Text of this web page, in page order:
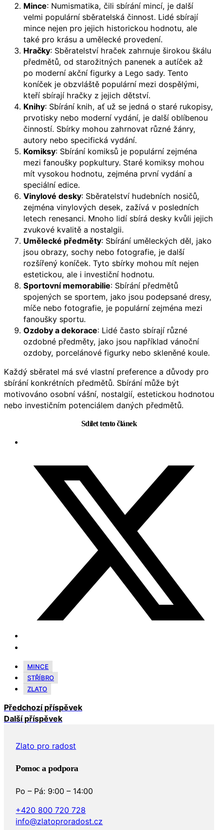
Mince: Numismatika, čili sbírání mincí, je další
velmi populární sběratelská činnost. Lidé sbírají
mince nejen pro jejich historickou hodnotu, ale
také pro krásu a umělecké provedení.
Hračky: Sběratelství hraček zahrnuje širokou škálu
předmětů, od starožitných panenek a autíček až
po moderní akční figurky a Lego sady. Tento
koníček je obzvláště populární mezi dospělými,
kteří sbírají hračky z jejich dětství.
Knihy: Sbírání knih, ať už se jedná o staré rukopisy,
prvotisky nebo moderní vydání, je další oblíbenou
činností. Sbírky mohou zahrnovat různé žánry,
autory nebo specifická vydání.
Komiksy: Sbírání komiksů je populární zejména
mezi fanoušky popkultury. Staré komiksy mohou
mít vysokou hodnotu, zejména první vydání a
speciální edice.
Vinylové desky: Sběratelství hudebních nosičů,
zejména vinylových desek, zažívá v posledních
letech renesanci. Mnoho lidí sbírá desky kvůli jejich
zvukové kvalitě a nostalgii.
Umělecké předměty: Sbírání uměleckých děl, jako
jsou obrazy, sochy nebo fotografie, je další
rozšířený koníček. Tyto sbírky mohou mít nejen
estetickou, ale i investiční hodnotu.
Sportovní memorabilie: Sbírání předmětů
spojených se sportem, jako jsou podepsané dresy,
míče nebo fotografie, je populární zejména mezi
fanoušky sportu.
Ozdoby a dekorace: Lidé často sbírají různé
ozdobné předměty, jako jsou například vánoční
ozdoby, porcelánové figurky nebo skleněné koule.
Každý sběratel má své vlastní preference a důvody pro
sbírání konkrétních předmětů. Sbírání může být
motivováno osobní vášní, nostalgií, estetickou hodnotou
nebo investičním potenciálem daných předmětů.
Sdílet tento článek
MINCE
STŘÍBRO
ZLATO
Předchozí příspěvek
Další příspěvek
Zlato pro radost
Pomoc a podpora
Po – Pá: 9:00 – 14:00
+420 800 720 728
info@zlatoproradost.cz